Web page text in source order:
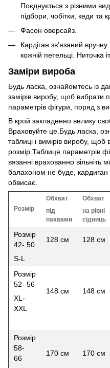
Поєднується з різними
підбори, чобітки, кеди та
Фасон оверсайз.
Кардіган зв’язаний
кожній петельці. Ниточка
Заміри вироба
Будь ласка, ознайомтесь із
замірів виробу, щоб вибрати
параметрів фігури, поряд з
В крой закладенно велику
Враховуйте це.Будь ласка,
таблиці і вимірів виробу,
розмір.Таблиця параметрів
вязанні врахованно вільніть
балахоном не буде,
обвисає.
Розмір
Обхват
під
пахвами
Обхват
на рівні
сідниць
Розмір
42- 50
S-L
128 см 128 см
Розмір
52- 56
XL-
XXL
148 см 148 см
Розмір
58-
66
170 см 170 см